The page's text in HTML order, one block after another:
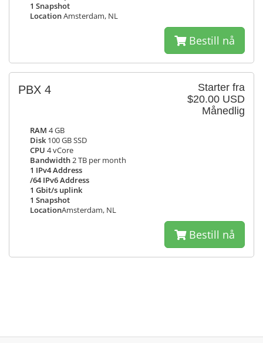
1 Snapshot
LocationAmsterdam, NL
Bestill nå
Starter fra
$20.00 USD
Månedlig
PBX 4
RAM 4 GB
Disk 100 GB SSD
CPU 4 vCore
Bandwidth2 TB per month
1 IPv4 Address
/64 IPv6 Address
1 Gbit/s uplink
1 Snapshot
LocationAmsterdam, NL
Bestill nå